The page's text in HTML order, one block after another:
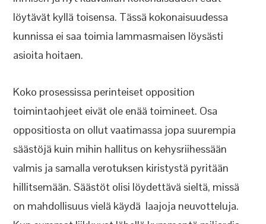
löytävät kyllä toisensa. Tässä kokonaisuudessa
kunnissa ei saa toimia lammasmaisen löysästi
asioita hoitaen.
Koko prosessissa perinteiset opposition
toimintaohjeet eivät ole enää toimineet. Osa
oppositiosta on ollut vaatimassa jopa suurempia
säästöjä kuin mihin hallitus on kehysriihessään
valmis ja samalla verotuksen kiristystä pyritään
hillitsemään. Säästöt olisi löydettävä sieltä, missä
on mahdollisuus vielä käydä laajoja neuvotteluja.